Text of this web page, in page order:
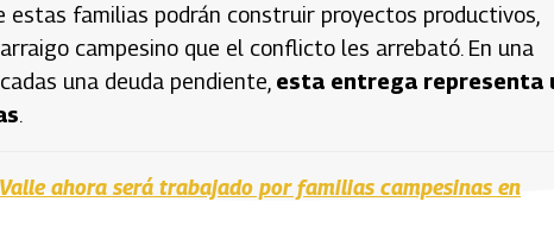
familias podrán construir proyectos productivos,
campesino que el conflicto les arrebató. En una
una deuda pendiente, esta entrega representa
.
ahora será trabajado por familias campesinas en